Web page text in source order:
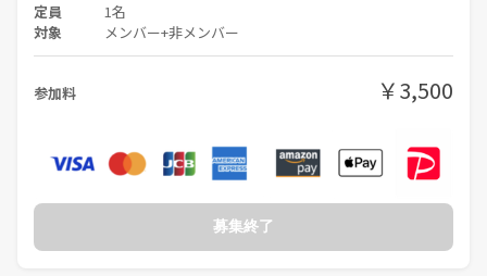
《つなげーと上でのLINE IDの交換・聞き出す行為は禁止されています》
定員 1名
対象 メンバー+非メンバー
参加料 ￥3,500
募集終了